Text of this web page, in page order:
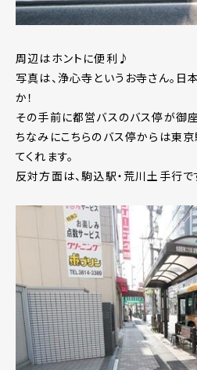
周辺はホントに便利♪
写真は、浄心寺というお寺さん。
か！
その手前に都営バスのバス停が御座
ちなみにこちらのバス停からは東
てくれます。
反対方面は、駒込駅・荒川土手行で